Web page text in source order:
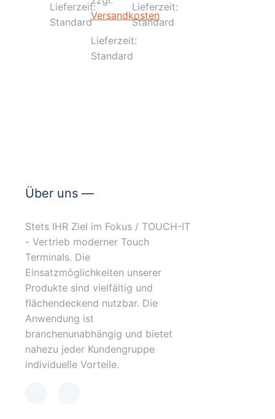
Lieferzeit:
Standard
Versandkosten
Lieferzeit:
Standard
Lieferzeit:
Standard
Über uns —
Stets IHR Ziel im Fokus / TOUCH-IT
- Vertrieb moderner Touch
Terminals. Die
Einsatzmöglichkeiten unserer
Produkte sind vielfältig und
flächendeckend nutzbar. Die
Anwendung ist
branchenunabhängig und bietet
nahezu jeder Kundengruppe
individuelle Vorteile.